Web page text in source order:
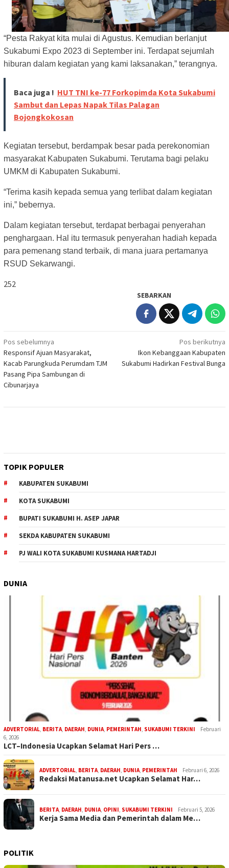
“Pesta Rakyat kita mulai di Agustus. Kemudian berlanjut
Sukabumi Expo 2023 di September ini. Terdapat sejumlah
hiburan dalam kegiatan yang kami laksanakan,” terangnya.
Baca juga ! HUT TNI ke-77 Forkopimda Kota Sukabumi
Sambut dan Lepas Napak Tilas Palagan
Bojongkokosan
Kegiatan tersebut, berdampak besar pada perekonomian
masyarakat Kabupaten Sukabumi. Terutama bagi pelaku
UMKM di Kabupaten Sukabumi.
“Terima kasih kepada semua yang terlibat dalam kegiatan
ini,” bebernya.
Dalam kegiatan tersebut, terdapat berbagai penyerahan
penghargaan. Hal itu termasuk penyerahan hadiah kepada
para pemenang stand terbaik, di mana juara pertamanya
RSUD Sekarwangi.
252
SEBARKAN
Navigasi
pos
Pos sebelumnya
Responsif Ajuan Masyarakat,
Kacab Parungkuda Perumdam TJM
Pasang Pipa Sambungan di
Cibunarjaya
Pos berikutnya
Ikon Kebanggaan Kabupaten
Sukabumi Hadirkan Festival Bunga
TOPIK POPULER
KABUPATEN SUKABUMI
KOTA SUKABUMI
BUPATI SUKABUMI H. ASEP JAPAR
SEKDA KABUPATEN SUKABUMI
PJ WALI KOTA SUKABUMI KUSMANA HARTADJI
DUNIA
ADVERTORIAL BERITA DAERAH DUNIA PEMERINTAH SUKABUMI TERKINI
Februari
6, 2026
LCT–Indonesia Ucapkan Selamat Hari Pers …
ADVERTORIAL BERITA DAERAH DUNIA PEMERINTAH Februari 6, 2026
Redaksi Matanusa.net Ucapkan Selamat Har…
BERITA DAERAH DUNIA OPINI SUKABUMI TERKINI Februari 5, 2026
Kerja Sama Media dan Pemerintah dalam Me…
POLITIK